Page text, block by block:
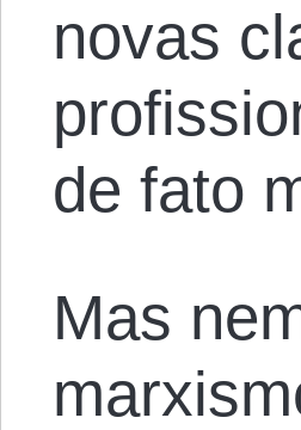
novas
de fato
Mas